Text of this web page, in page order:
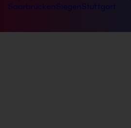
SaarbrückenSiegen Stuttgart